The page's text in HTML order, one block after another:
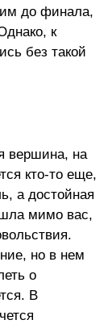
до финала,
к
без такой
вершина, на
кто-то еще,
а достойная
мимо вас,
но в нем
о
В